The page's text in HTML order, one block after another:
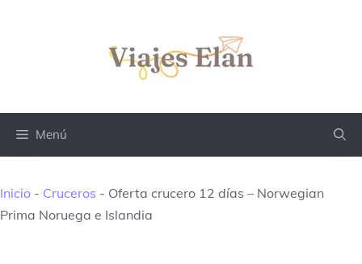
Menú
Inicio - Cruceros - Oferta crucero 12 días – Norwegian
Prima Noruega e Islandia